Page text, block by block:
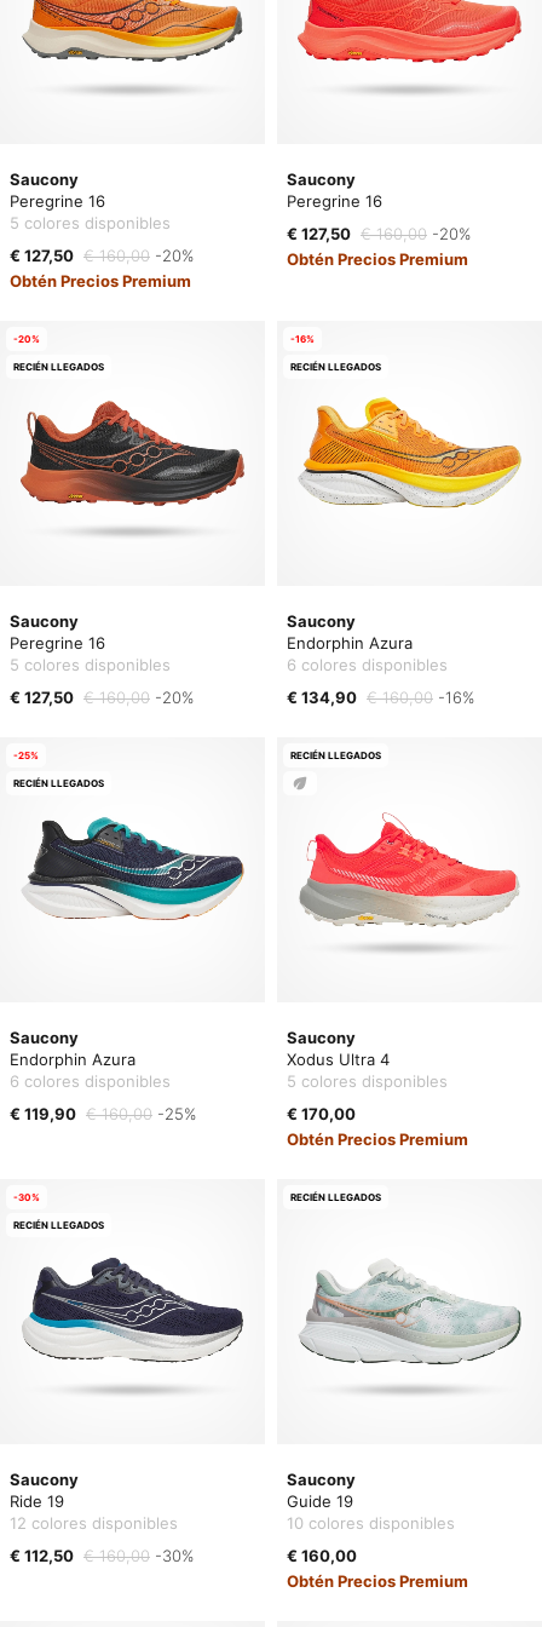
Saucony
Peregrine 16
5 colores disponibles
€ 127,50 € 160,00 -20%
Obtén Precios Premium
Saucony
Peregrine 16
€ 127,50 € 160,00 -20%
Obtén Precios Premium
Saucony
Peregrine 16
5 colores disponibles
€ 127,50 € 160,00 -20%
-20%
RECIÉN LLEGADOS
Saucony
Endorphin Azura
6 colores disponibles
€ 134,90 € 160,00 -16%
-16%
RECIÉN LLEGADOS
Saucony
Endorphin Azura
6 colores disponibles
€ 119,90 € 160,00 -25%
-25%
RECIÉN LLEGADOS
Saucony
Xodus Ultra 4
5 colores disponibles
€ 170,00
Obtén Precios Premium
RECIÉN LLEGADOS
Saucony
Ride 19
12 colores disponibles
€ 112,50 € 160,00 -30%
-30%
RECIÉN LLEGADOS
Saucony
Guide 19
10 colores disponibles
€ 160,00
Obtén Precios Premium
RECIÉN LLEGADOS